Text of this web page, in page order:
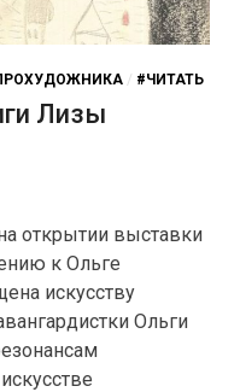
/ #ЧИТАТЬ
Лизы
открытии выставки
к Ольге
искусству
Ольги